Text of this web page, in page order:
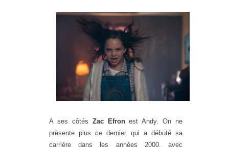
A ses côtés Zac Efronest Andy. On ne
présente plus ce dernier qui a débuté sa
carrière dans les années 2000, avec